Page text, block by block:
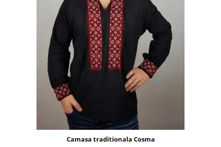
Camasa traditionala Cosma